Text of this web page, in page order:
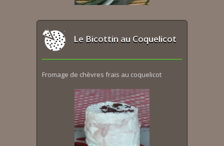
Le Bicottin au Coquelicot
Fromage de chèvres frais au coquelicot